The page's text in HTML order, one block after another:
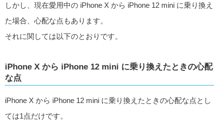
しかし、現在愛用中の iPhone X から iPhone 12 mini に乗り換え
た場合、心配な点もあります。
それに関しては以下のとおりです。
iPhone X から iPhone 12 mini に乗り換えたときの心配
な点
iPhone X から iPhone 12 mini に乗り換えたときの心配な点とし
ては1点だけです。